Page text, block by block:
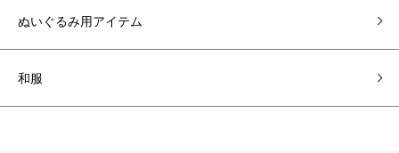
ぬいぐるみ用アイテム
和服